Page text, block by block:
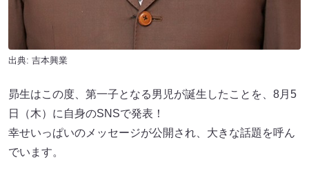
出典: 吉本興業
昴生はこの度、第一子となる男児が誕生したことを、8月5
日（木）に自身のSNSで発表！
幸せいっぱいのメッセージが公開され、大きな話題を呼ん
でいます。